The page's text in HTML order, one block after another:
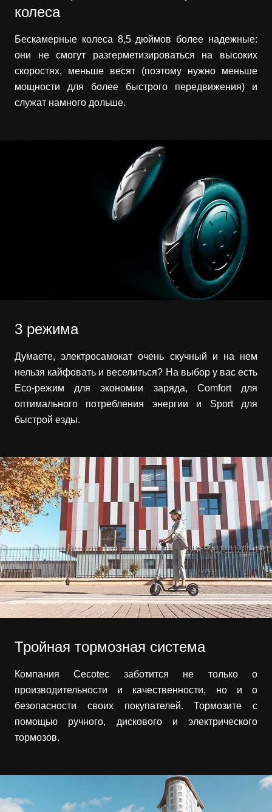
колеса
Бескамерные колеса 8,5 дюймов более надежные:
они не смогут разгерметизироваться на высоких
скоростях, меньше весят (поэтому нужно меньше
мощности для более быстрого передвижения) и
служат намного дольше.
3 режима
Думаете, электросамокат очень скучный и на нем
нельзя кайфовать и веселиться? На выбор у вас есть
Eco-режим для экономии заряда, Comfort для
оптимального потребления энергии и Sport для
быстрой езды.
Тройная тормозная система
Компания Cecotec заботится не только о
производительности и качественности, но и о
безопасности своих покупателей. Тормозите с
помощью ручного, дискового и электрического
тормозов.